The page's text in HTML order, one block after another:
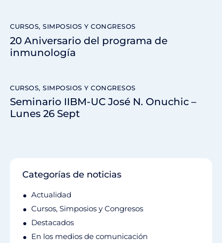
CURSOS, SIMPOSIOS Y CONGRESOS
20 Aniversario del programa de
inmunología
CURSOS, SIMPOSIOS Y CONGRESOS
Seminario IIBM-UC José N. Onuchic –
Lunes 26 Sept
Categorías de noticias
Actualidad
Cursos, Simposios y Congresos
Destacados
En los medios de comunicación